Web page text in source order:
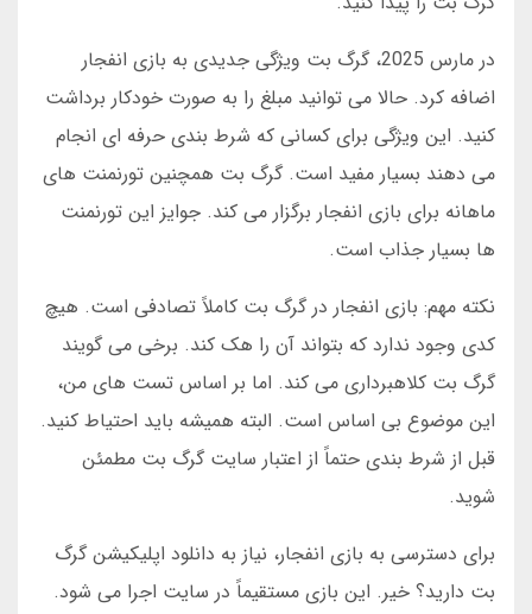
در مارس 2025، گرگ بت ویژگی جدیدی به بازی انفجار
اضافه کرد. حالا می توانید مبلغ را به صورت خودکار برداشت
کنید. این ویژگی برای کسانی که شرط بندی حرفه ای انجام
می دهند بسیار مفید است. گرگ بت همچنین تورنمنت های
ماهانه برای بازی انفجار برگزار می کند. جوایز این تورنمنت
ها بسیار جذاب است.
نکته مهم: بازی انفجار در گرگ بت کاملاً تصادفی است. هیچ
کدی وجود ندارد که بتواند آن را هک کند. برخی می گویند
گرگ بت کلاهبرداری می کند. اما بر اساس تست های من،
این موضوع بی اساس است. البته همیشه باید احتیاط کنید.
قبل از شرط بندی حتماً از اعتبار سایت گرگ بت مطمئن
شوید.
برای دسترسی به بازی انفجار، نیاز به دانلود اپلیکیشن گرگ
بت دارید؟ خیر. این بازی مستقیماً در سایت اجرا می شود.